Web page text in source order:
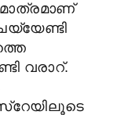
വരാറ്.